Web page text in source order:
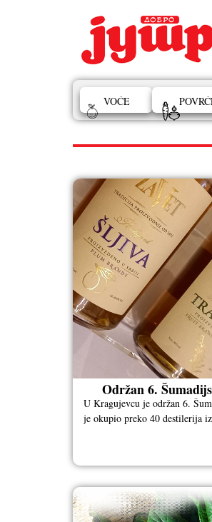
VOĆE
decembar 7, 2025
Održan 6.
U Kragujevcu je održan 6.
je okupio preko 40 destilerija